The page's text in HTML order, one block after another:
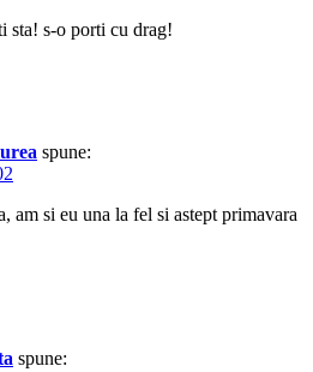
sta! s-o porti cu drag!
spune:
am si eu una la fel si astept primavara
spune: